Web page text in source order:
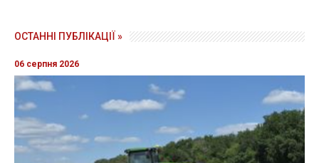
ОСТАННІ ПУБЛІКАЦІЇ »
06 серпня 2026